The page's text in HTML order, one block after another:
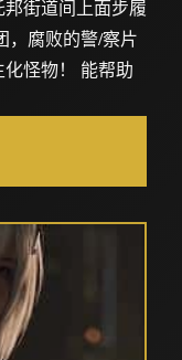
街道间上面步履
，腐败的警/察片
怪物！ 能帮助